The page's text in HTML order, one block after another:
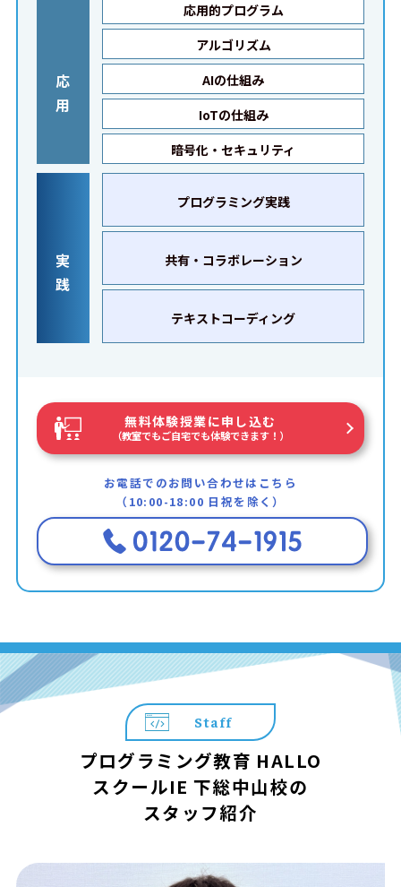
応
用
応用的プログラム
アルゴリズム
AIの仕組み
IoTの仕組み
暗号化・セキュリティ
実
践
プログラミング実践
共有・コラボレーション
テキストコーディング
無料体験授業に申し込む
（教室でもご自宅でも体験できます！）
お電話でのお問い合わせはこちら
（10:00-18:00 日祝を除く）
Staff
プログラミング教育 HALLO
スクールIE 下総中山校の
スタッフ紹介